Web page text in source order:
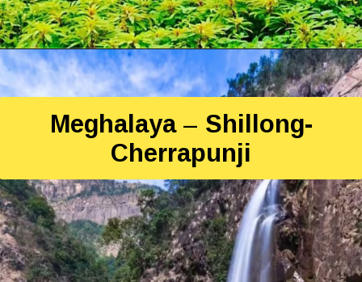
Meghalaya – Shillong-
Cherrapunji